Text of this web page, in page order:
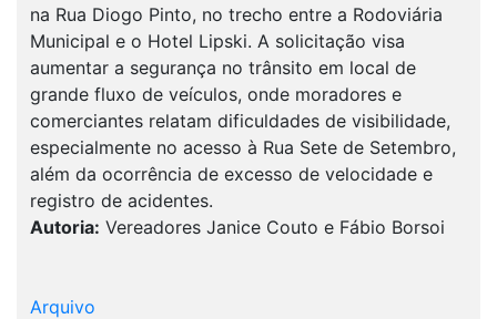
na Rua Diogo Pinto, no trecho entre a Rodoviária
Municipal e o Hotel Lipski. A solicitação visa
aumentar a segurança no trânsito em local de
grande fluxo de veículos, onde moradores e
comerciantes relatam dificuldades de visibilidade,
especialmente no acesso à Rua Sete de Setembro,
além da ocorrência de excesso de velocidade e
registro de acidentes.
Autoria: Vereadores Janice Couto e Fábio Borsoi
Arquivo